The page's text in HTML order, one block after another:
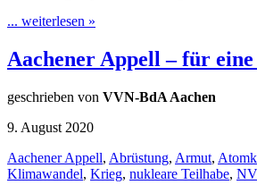
... weiterlesen »
Aachener Appell – für
geschrieben von VVN-BdA Aachen
9. August 2020
Aachener Appell, Abrüstung, Armut,
Klimawandel, Krieg, nukleare Teilhabe,